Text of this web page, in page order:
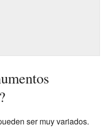
ser muy variados.